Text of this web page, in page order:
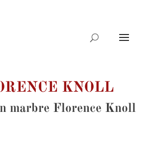
KNOLL
marbre Florence Knoll